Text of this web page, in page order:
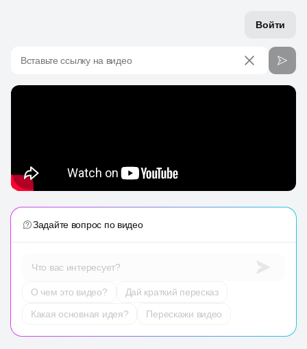
Войти
Вставьте ссылку на видео
Задайте вопрос по видео
Что вас интересует?
О чем это видео?
Дай краткий пересказ
Какая основная идея?
Перескажи видео